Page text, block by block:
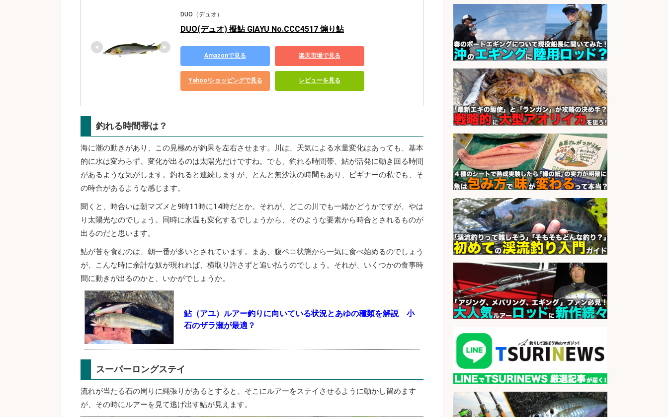
DUO（デュオ）
DUO(デュオ) 擬鮎 GIAYU No.CCC4517 煽り鮎
Amazonで見る 楽天市場で見る
Yahoo!ショッピングで見る レビューを見る
釣れる時間帯は？
海に潮の動きがあり、この見極めが釣果を左右させます。川は、天気による水量変化はあっても、基本
的に水は変わらず、変化が出るのは太陽光だけですね。でも、釣れる時間帯、鮎が活発に動き回る時間
があるような気がします。釣れると連続しますが、とんと無沙汰の時間もあり、ビギナーの私でも、そ
の時合があるような感じます。
聞くと、時合いは朝マズメと9時11時に14時だとか。それが、どこの川でも一緒かどうかですが、やは
り太陽光なのでしょう。同時に水温も変化するでしょうから、そのような要素から時合とされるものが
出るのだと思います。
鮎が苔を食むのは、朝一番が多いとされています。まあ、腹ペコ状態から一気に食べ始めるのでしょう
が、こんな時に余計な奴が現れれば、横取り許さずと追い払うのでしょう。それが、いくつかの食事時
間に動きが出るのかと、いかがでしょうか。
鮎（アユ）ルアー釣りに向いている状況とあゆの種類を解説 小
石のザラ瀬が最適？
スーパーロングステイ
流れが当たる石の周りに縄張りがあるとすると、そこにルアーをステイさせるように動かし留めます
が、その時にルアーを見て逃げ出す鮎が見えます。